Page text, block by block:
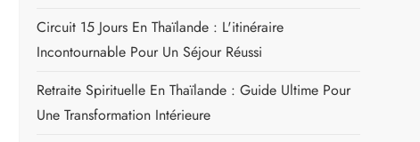
Circuit 15 Jours En Thaïlande : L'itinéraire
Incontournable Pour Un Séjour Réussi
Retraite Spirituelle En Thaïlande : Guide Ultime Pour
Une Transformation Intérieure